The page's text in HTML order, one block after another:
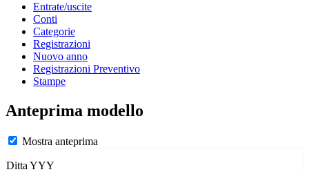
Entrate/uscite
Conti
Categorie
Registrazioni
Nuovo anno
Registrazioni Preventivo
Stampe
Anteprima modello
Mostra anteprima
Ditta YYY